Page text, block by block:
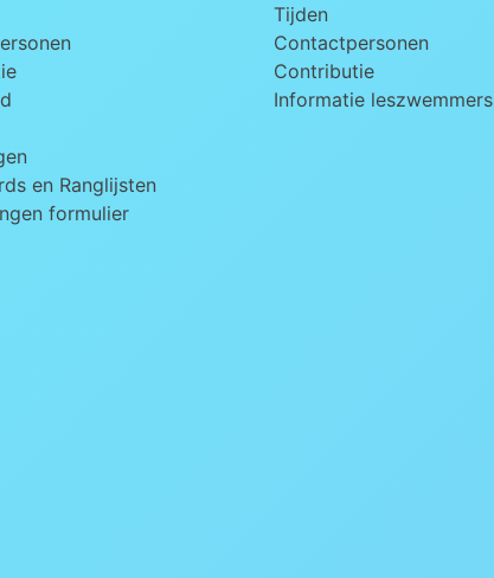
en Ranglijsten
formulier
Tijden
Contactpersonen
Contributie
Informatie leszwemmers